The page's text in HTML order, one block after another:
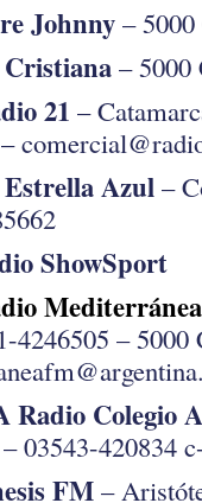
Johnny –
– 5000
21 –
Azul–
ShowSport
Mediterránea
4246505 – 5000
Radio Colegio
03543-420834
FM –